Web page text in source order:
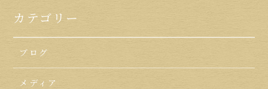
カテゴリー
ブログ
メディア